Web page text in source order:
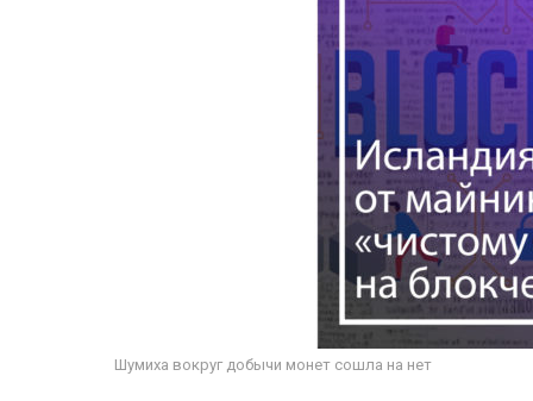
Шумиха вокруг добычи монет сошла на нет